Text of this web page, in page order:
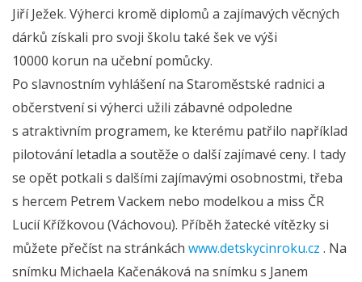
Jiří Ježek. Výherci kromě diplomů a zajímavých věcných
dárků získali pro svoji školu také šek ve výši
10000 korun na učební pomůcky.
Po slavnostním vyhlášení na Staroměstské radnici a
občerstvení si výherci užili zábavné odpoledne
s atraktivním programem, ke kterému patřilo například
pilotování letadla a soutěže o další zajímavé ceny. I tady
se opět potkali s dalšími zajímavými osobnostmi, třeba
s hercem Petrem Vackem nebo modelkou a miss ČR
Lucií Křížkovou (Váchovou). Příběh žatecké vítězky si
můžete přečíst na stránkách www.detskycinroku.cz . Na
snímku Michaela Kačenáková na snímku s Janem